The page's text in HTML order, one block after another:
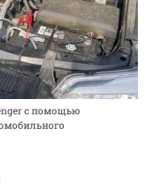
с помощью